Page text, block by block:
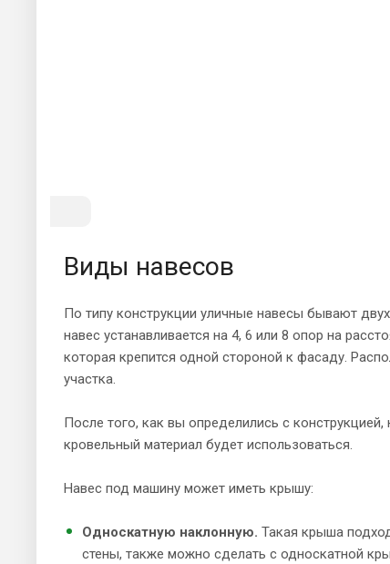
Виды навесов
По типу конструкции уличные навесы бывают
навес устанавливается на 4, 6 или 8 опор на
которая крепится одной стороной к фасаду.
участка.
После того, как вы определились с
кровельный материал будет использоваться.
Навес под машину может иметь крышу:
Односкатную наклонную. Такая крыша
стены, также можно сделать с односкатной